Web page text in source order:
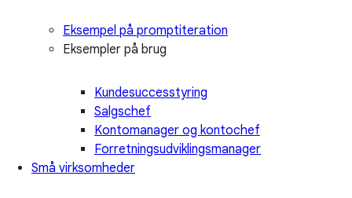
Eksempel på promptiteration
Eksempler på brug
Kundesuccesstyring
Salgschef
Kontomanager og kontochef
Forretningsudviklingsmanager
Små virksomheder